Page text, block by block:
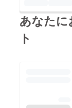
あなたに
ト